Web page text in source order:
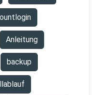
Anleitung
backup